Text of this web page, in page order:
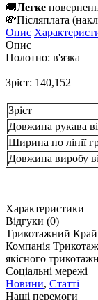
🚚Легке
💸Післяплата
Опис
Опис
Полотно: в'язка
Зріст: 140,152
Зріст
Довжина рукава
Ширина по лінії
Довжина виробу
Характеристики
Відгуки (0)
Трикотажний
Компанія
якісного
Соціальні мережі
Новини, Статті
Наші перемоги